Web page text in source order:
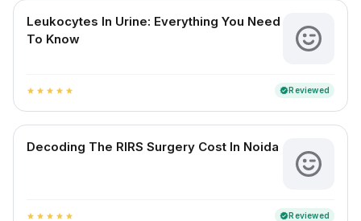
Leukocytes In Urine: Everything You Need
To Know
star star star star star verifiedReviewed
Decoding The RIRS Surgery Cost In Noida
star star star star star verifiedReviewed